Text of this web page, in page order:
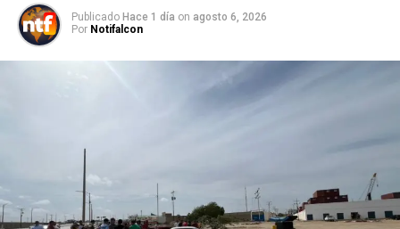
Publicado Hace 1 día on agosto 6, 2026
Por Notifalcon